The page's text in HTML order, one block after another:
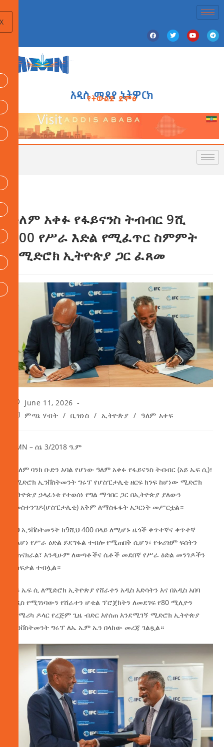
አዲስ ሚዲያ ኔትዎርክ
የትውልድ ድምፅ
ዓለም አቀፉ የፋይናንስ ትብብር 9ሺ
400 የሥራ እድል የሚፈጥር ስምምት
ከሚድሮክ ኢትዮጵያ ጋር ፈጸመ
June 11, 2026
ምጣኔ ሃብት / ቢዝነስ / ኢትዮጵያ / ዓለም አቀፍ
AMN – ሰኔ 3/2018 ዓ.ም
የዓለም ባንክ ቡድን አባል የሆነው ዓለም አቀፉ የፋይናንስ ትብብር (አይ ኤፍ ሲ)፣
የሚድሮክ ኢንቨስትመንት ግሩፕ የሆስፒታሊቲ ዘርፍ ክንፍ ከሆነው ሚድሮክ
ኢትዮጵያ ኃላፊነቱ የተወሰነ የግል ማኅበር ጋር በኢትዮጵያ ያለውን
የመስተንግዶ(ሆስፒታሊቲ) አቅም ለማስፋፋት አጋርነት መሥርቷል።
ይህ ኢንቨስትመንት ከ9ሺህ 400 በላይ ለሚሆኑ ዜጎች ቀጥተኛና ቀጥተኛ
ያልሆነ የሥራ ዕድል ይደግፋል ተብሎ የሚጠበቅ ሲሆን፣ የቱሪዝም ፍሰትን
ያጠናክራል፣ እንዲሁም ለወጣቶችና ሴቶች መደበኛ የሥራ ዕድል መንገዶችን
ይከፍታል ተብሏል።
አይ ኤፍ ሲ ለሚድሮክ ኢትዮጵያ የሸራተን አዲስ እድሳትን እና በአዲስ አበባ
አዲስ የሚገነባውን የሸራተን ሆቴል ፕሮጀክትን ለመደገፍ የ80 ሚሊዮን
የአሜሪካ ዶላር የረጅም ጊዜ ብድር እየሰጠ እንደሚገኝ ሚድሮክ ኢትዮጵያ
ኢንቨስትመንት ግሩፕ ለኤ ኤም ኤን በላከው መረጃ ገልጿል።